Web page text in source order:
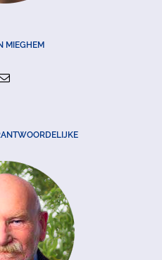
MIEGHEM